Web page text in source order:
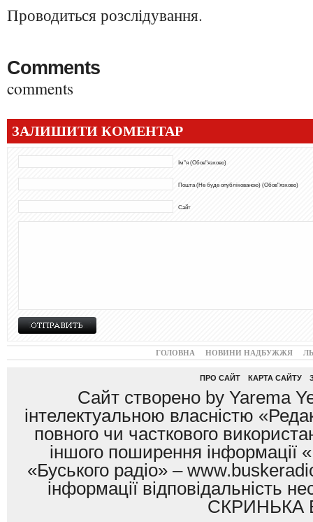
Проводиться розслідування.
Comments
comments
ЗАЛИШИТИ КОМЕНТАР
Ім"я (Обов"язково)
Пошта (Не буде опублікованою) (Обов"язково)
Сайт
ГОЛОВНА НОВИНИ НАДБУЖЖЯ
ПРО САЙТ КАРТА САЙТУ
Сайт створено by Yarema
інтелектуальною власністю
повного чи часткового
іншого поширення інформації
«Буського радіо» –
інформації
СКРИНЬКА